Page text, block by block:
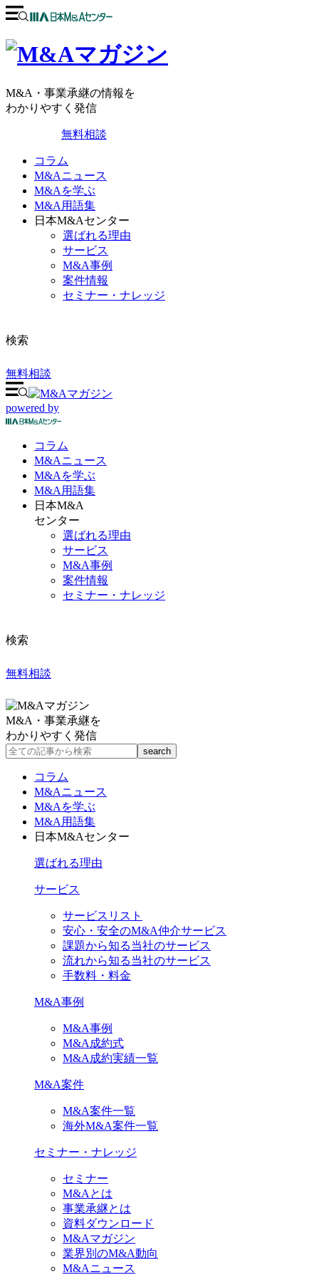
M&A・事業承継の情報を
わかりやすく発信
無料相談
コラム
M&Aニュース
M&Aを学ぶ
M&A用語集
日本M&Aセンター
選ばれる理由
サービス
M&A事例
案件情報
セミナー・ナレッジ
検索
無料相談
powered by
コラム
M&Aニュース
M&Aを学ぶ
M&A 用語集
日本M&A
センター
選ばれる理由
サービス
M&A事例
案件情報
セミナー・ナレッジ
検索
無料相談
M&A・事業承継を
わかりやすく発信
コラム
M&Aニュース
M&Aを学ぶ
M&A用語集
日本M&Aセンター
選ばれる理由
サービス
サービスリスト
安心・安全のM&A仲介サービス
課題から知る当社のサービス
流れから知る当社のサービス
手数料・料金
M&A事例
M&A事例
M&A成約式
M&A成約実績一覧
M&A案件
M&A案件一覧
海外M&A案件一覧
セミナー・ナレッジ
セミナー
M&Aとは
事業承継とは
資料ダウンロード
M&Aマガジン
業界別のM&A動向
M&Aニュース